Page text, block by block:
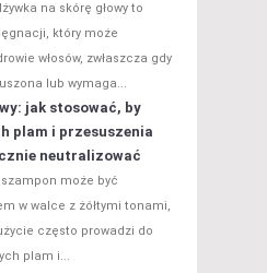
na skórę głowy to
który może
włosów, zwłaszcza gdy
lub wymaga...
jak stosować, by
plam i przesuszenia
neutralizować
szampon może być
w walce z żółtymi tonami,
często prowadzi do
plam i...